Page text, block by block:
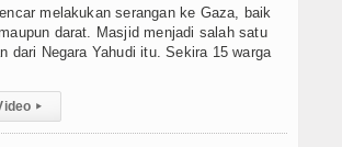
melakukan serangan ke Gaza, baik
darat. Masjid menjadi salah satu
dari Negara Yahudi itu. Sekira 15 warga
▸